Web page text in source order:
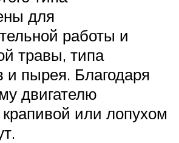
для
работы и
травы, типа
и пырея. Благодаря
двигателю
крапивой или лопухом